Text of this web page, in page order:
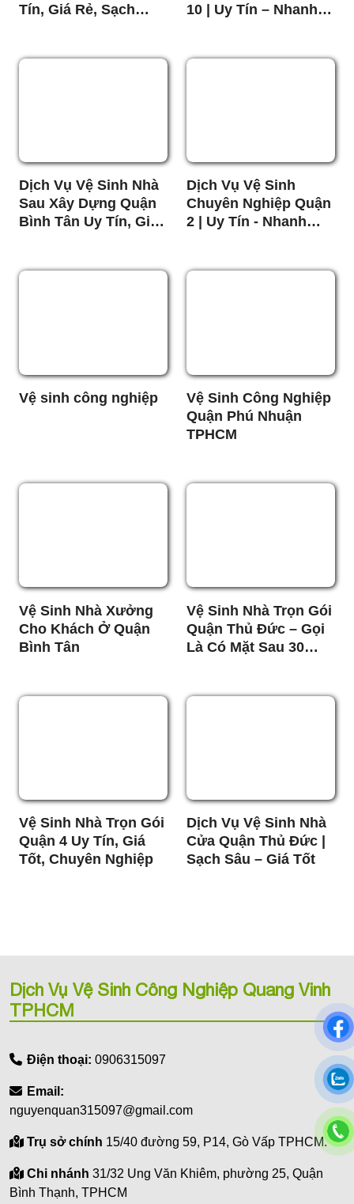
Tín, Giá Rẻ, Sạch
10 | Uy Tín – Nhanh
Dịch Vụ Vệ Sinh Nhà
Sau Xây Dựng Quận
Bình Tân Uy Tín, Giá
Dịch Vụ Vệ Sinh
Chuyên Nghiệp Quận
2 | Uy Tín - Nhanh
Vệ sinh công nghiệp
Vệ Sinh Công Nghiệp
Quận Phú Nhuận
TPHCM
Vệ Sinh Nhà Xưởng
Cho Khách Ở Quận
Bình Tân
Vệ Sinh Nhà Trọn Gói
Quận Thủ Đức – Gọi
Là Có Mặt Sau 30
Vệ Sinh Nhà Trọn Gói
Quận 4 Uy Tín, Giá
Tốt, Chuyên Nghiệp
Dịch Vụ Vệ Sinh Nhà
Cửa Quận Thủ Đức |
Sạch Sâu – Giá Tốt
Dịch Vụ Vệ Sinh Công Nghiệp Quang Vinh
TPHCM
Điện thoại: 0906315097
Email:
nguyenquan315097@gmail.com
Trụ sở chính 15/40 đường 59, P14, Gò Vấp TPHCM.
Chi nhánh 31/32 Ung Văn Khiêm, phường 25, Quận
Bình Thạnh, TPHCM